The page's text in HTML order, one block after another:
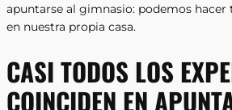
apuntarse al gimnasio: podemos hacer
en nuestra propia casa.
CASI TODOS LOS
COINCIDEN EN